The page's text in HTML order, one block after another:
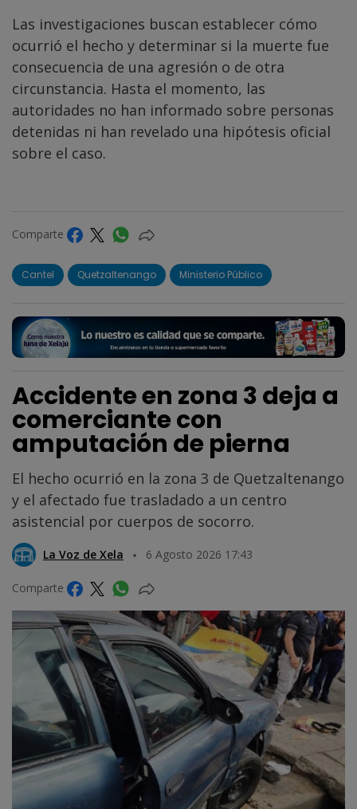
Las investigaciones buscan establecer cómo
ocurrió el hecho y determinar si la muerte fue
consecuencia de una agresión o de otra
circunstancia. Hasta el momento, las
autoridades no han informado sobre personas
detenidas ni han revelado una hipótesis oficial
sobre el caso.
Comparte
Cantel Quetzaltenango Ministerio Público
Accidente en zona 3 deja a
comerciante con
amputación de pierna
El hecho ocurrió en la zona 3 de Quetzaltenango
y el afectado fue trasladado a un centro
asistencial por cuerpos de socorro.
La Voz de Xela 6 Agosto 2026 17:43
Comparte